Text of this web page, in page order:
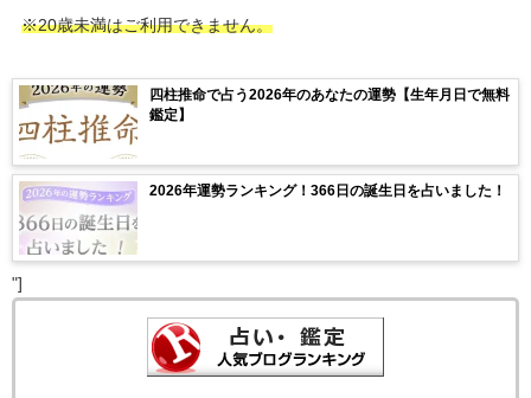
※20歳未満はご利用できません。
四柱推命で占う2026年のあなたの運勢【生年月日で無料
鑑定】
2026年運勢ランキング！366日の誕生日を占いました！
"]